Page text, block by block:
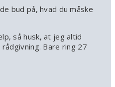
bud på, hvad du måske
så husk, at jeg altid
Bare ring 27